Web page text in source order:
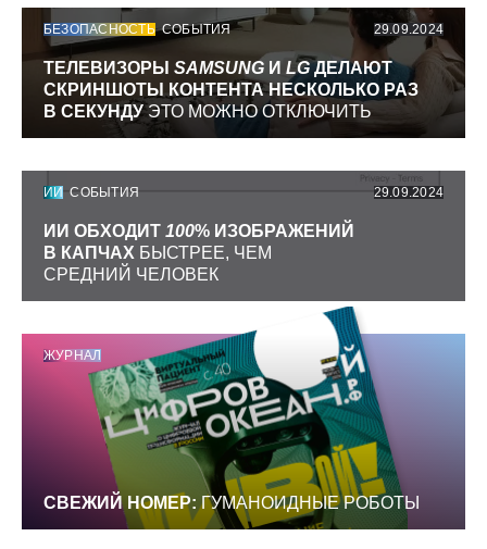
БЕЗОПАСНОСТЬ СОБЫТИЯ 29.09.2024
ТЕЛЕВИЗОРЫ SAMSUNG И LGДЕЛАЮТ
СКРИНШОТЫ КОНТЕНТА НЕСКОЛЬКО РАЗ
В СЕКУНДУЭТО МОЖНО ОТКЛЮЧИТЬ
ИИ СОБЫТИЯ 29.09.2024
ИИ ОБХОДИТ 100% ИЗОБРАЖЕНИЙ
В КАПЧАХ БЫСТРЕЕ, ЧЕМ
СРЕДНИЙ ЧЕЛОВЕК
ЖУРНАЛ
СВЕЖИЙ НОМЕР: ГУМАНОИДНЫЕ РОБОТЫ